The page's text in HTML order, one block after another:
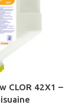
CLOR 42X1 –